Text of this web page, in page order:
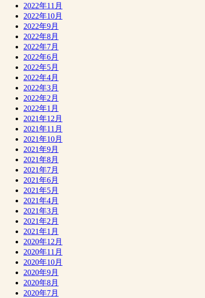
2022年11月
2022年10月
2022年9月
2022年8月
2022年7月
2022年6月
2022年5月
2022年4月
2022年3月
2022年2月
2022年1月
2021年12月
2021年11月
2021年10月
2021年9月
2021年8月
2021年7月
2021年6月
2021年5月
2021年4月
2021年3月
2021年2月
2021年1月
2020年12月
2020年11月
2020年10月
2020年9月
2020年8月
2020年7月